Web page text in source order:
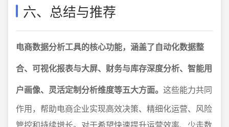
六、总结与推荐
电商数据分析工具的核心功能，涵盖了自动化数据整
合、可视化报表与大屏、财务与库存深度分析、智能用
户画像、灵活定制分析维度等五大方面。 这些能力共同
作用，帮助电商企业实现高效决策、精细化运营、风险